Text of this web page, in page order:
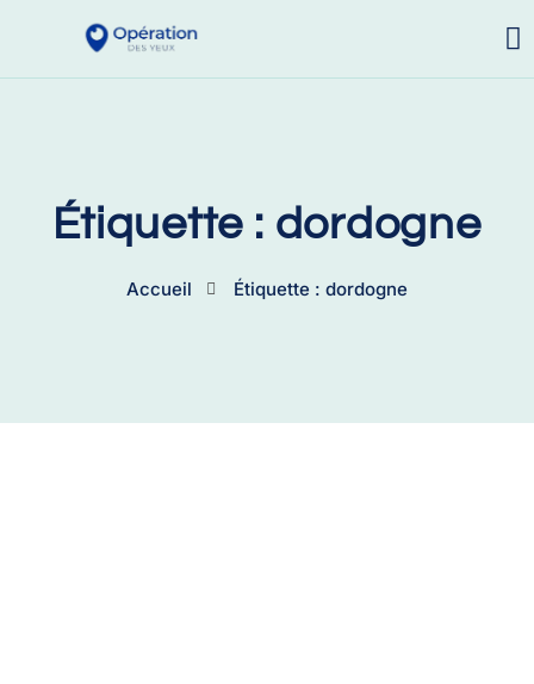
Étiquette : dordogne
Accueil Étiquette : dordogne